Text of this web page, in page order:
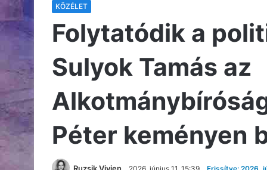
KÖZÉLET
Folytatódik a
Sulyok Tamás az
Péter keményen